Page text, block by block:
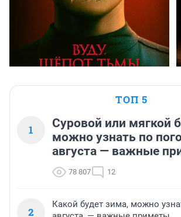
ТОП 5
1
Суровой или мягкой
можно узнать по
августа — важные
78 807 12
2
Какой будет зима, можно